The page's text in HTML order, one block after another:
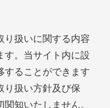
り扱いに関する内容
す。当サイト内に設
することができます
り扱い方針及び保
知いたしません。